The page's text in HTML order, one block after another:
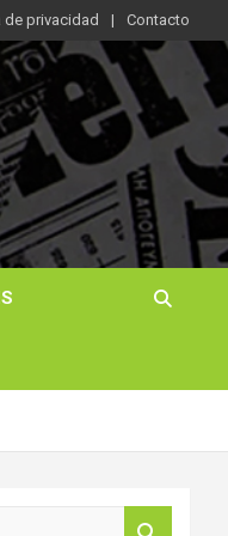
de privacidad Contacto